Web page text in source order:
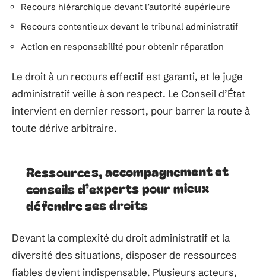
Recours hiérarchique devant l’autorité supérieure
Recours contentieux devant le tribunal administratif
Action en responsabilité pour obtenir réparation
Le droit à un recours effectif est garanti, et le juge
administratif veille à son respect. Le Conseil d’État
intervient en dernier ressort, pour barrer la route à
toute dérive arbitraire.
Ressources, accompagnement et
conseils d’experts pour mieux
défendre ses droits
Devant la complexité du droit administratif et la
diversité des situations, disposer de ressources
fiables devient indispensable. Plusieurs acteurs,